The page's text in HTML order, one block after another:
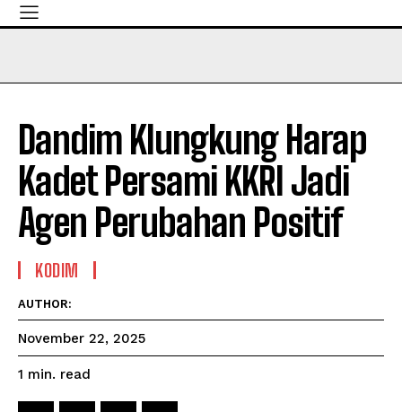
Dandim Klungkung Harap
Kadet Persami KKRI Jadi
Agen Perubahan Positif
KODIM
AUTHOR:
November 22, 2025
1 min. read